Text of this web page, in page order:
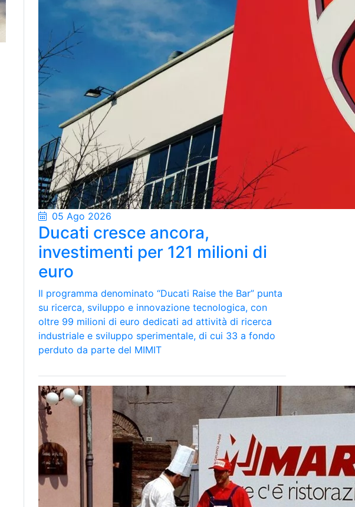
05 Ago 2026
Ducati cresce ancora,
investimenti per 121 milioni di
euro
Il programma denominato “Ducati Raise the Bar” punta
su ricerca, sviluppo e innovazione tecnologica, con
oltre 99 milioni di euro dedicati ad attività di ricerca
industriale e sviluppo sperimentale, di cui 33 a fondo
perduto da parte del MIMIT